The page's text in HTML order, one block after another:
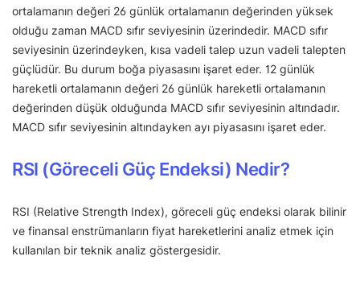
ortalamanın değeri 26 günlük ortalamanın değerinden yüksek
olduğu zaman MACD sıfır seviyesinin üzerindedir. MACD sıfır
seviyesinin üzerindeyken, kısa vadeli talep uzun vadeli talepten
güçlüdür. Bu durum boğa piyasasını işaret eder. 12 günlük
hareketli ortalamanın değeri 26 günlük hareketli ortalamanın
değerinden düşük olduğunda MACD sıfır seviyesinin altındadır.
MACD sıfır seviyesinin altındayken ayı piyasasını işaret eder.
RSI (Göreceli Güç Endeksi) Nedir?
RSI (Relative Strength Index), göreceli güç endeksi olarak bilinir
ve finansal enstrümanların fiyat hareketlerini analiz etmek için
kullanılan bir teknik analiz göstergesidir.